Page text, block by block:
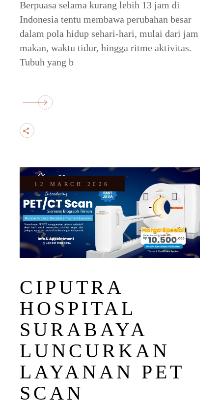
Berpuasa selama kurang lebih 13 jam di
Indonesia tentu membawa perubahan besar
dalam pola hidup sehari-hari, mulai dari jam
makan, waktu tidur, hingga ritme aktivitas.
Tubuh yang b
12 MARCH 2026
CIPUTRA
HOSPITAL
SURABAYA
LUNCURKAN
LAYANAN PET
SCAN